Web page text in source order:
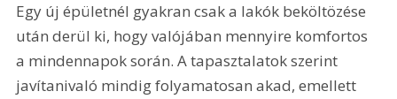
Egy új épületnél gyakran csak a lakók beköltözése
után derül ki, hogy valójában mennyire komfortos
a mindennapok során. A tapasztalatok szerint
javítanivaló mindig folyamatosan akad, emellett